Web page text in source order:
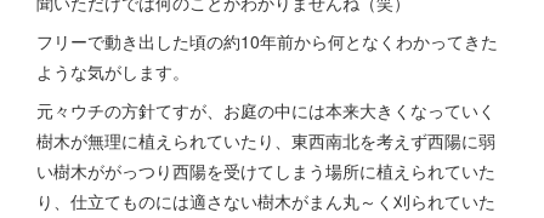
フリーで動き出した頃の約10年前から何となくわかってきた
ような気がします。
元々ウチの方針てすが、お庭の中には本来大きくなっていく
樹木が無理に植えられていたり、東西南北を考えず西陽に弱
い樹木ががっつり西陽を受けてしまう場所に植えられていた
り、仕立てものには適さない樹木がまん丸～く刈られていた